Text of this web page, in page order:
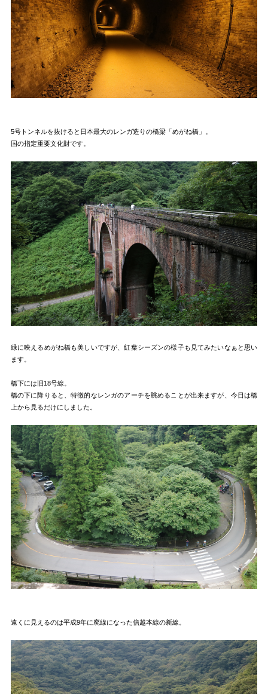
5号トンネルを抜けると日本最大のレンガ造りの橋梁「めがね橋」。
国の指定重要文化財です。
緑に映えるめがね橋も美しいですが、紅葉シーズンの様子も見てみたいなぁと思い
ます。
橋下には旧18号線。
橋の下に降りると、特徴的なレンガのアーチを眺めることが出来ますが、今日は橋
上から見るだけにしました。
遠くに見えるのは平成9年に廃線になった信越本線の新線。